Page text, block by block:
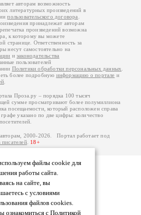
файлы cookie для
работы сайта.
на сайте, вы
с условиями
файлов cookies.
ознакомиться с Политикой
авторам возможность
литературных произведений в
пользовательского договора
принадлежат авторам
произведений возможна
к которому вы можете
странице. Ответственность за
несут самостоятельно на
изаконодательства
пользователей
Политики обработки персональных данных
более подробную информацию о портале и
Проза.ру – порядка 100 тысяч
сумме просматривают более полумиллиона
посещаемости, который расположен справа
указано по две цифры: количество
2000-2026. Портал работает под
писателей. 18+